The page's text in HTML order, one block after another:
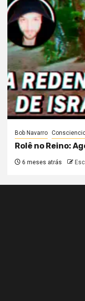
Bob Navarro
Rolê no Reino:
6 meses atrás